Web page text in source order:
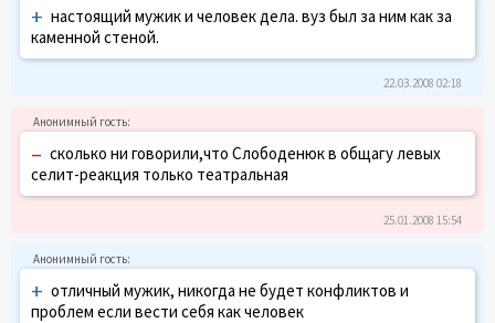
+ настоящий мужик и человек дела. вуз был за ним как за
каменной стеной.
22.03.2008 02:18
– сколько ни говорили,что Слободенюк в общагу левых
селит-реакция только театральная
25.01.2008 15:54
+ отличный мужик, никогда не будет конфликтов и
проблем если вести себя как человек